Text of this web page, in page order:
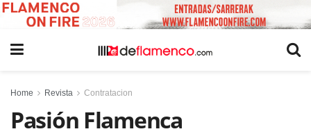
Home Revista Contratacion
Pasión Flamenca